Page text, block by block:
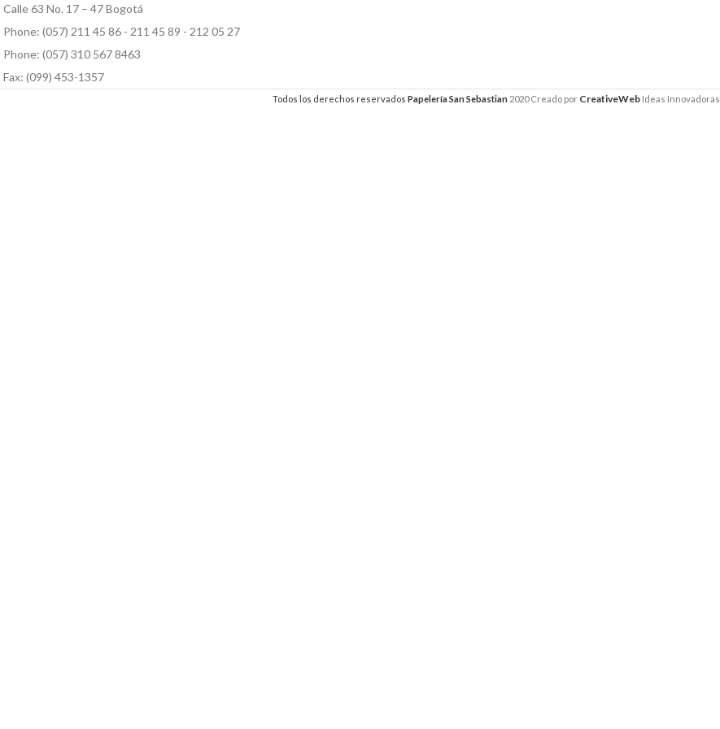
Calle 63 No. 17 – 47 Bogotá
Phone: (057) 211 45 86 - 211 45 89 - 212 05 27
Phone: (057) 310 567 8463
Fax: (099) 453-1357
Todos los derechos reservados Papelería San Sebastian 2020 Creado por CreativeWeb Ideas Innovadoras.